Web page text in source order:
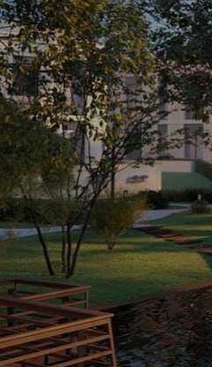
ThyssenKrupp (Германия)
Резиденс)
городской недвижимости.
"Серебряном бору".
и резиденций со своими
в пол. На верхних этажах
кейтринг с
Рядом набережная Москва-